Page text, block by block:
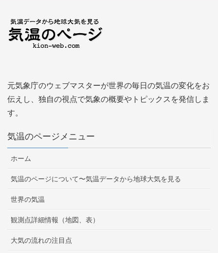
元気象庁のウェブマスターが世界の毎日の気温の変化をお
伝えし、独自の視点で気象の概要やトピックスを発信しま
す。
気温のページメニュー
ホーム
気温のページについて〜気温データから地球大気を見る
世界の気温
観測点詳細情報（地図、表）
大気の流れの注目点